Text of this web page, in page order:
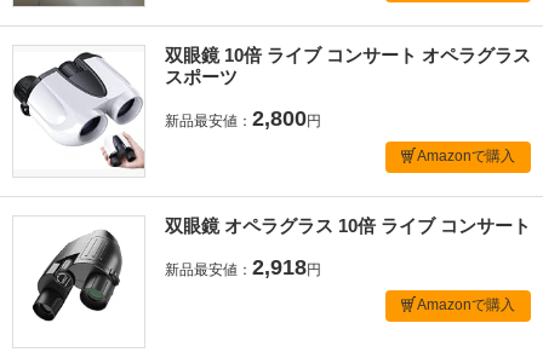
双眼鏡 10倍 ライブ コンサート オペラグラス
スポーツ
新品最安値： 2,800円
Amazonで購入
双眼鏡 オペラグラス 10倍 ライブ コンサート
新品最安値： 2,918円
Amazonで購入